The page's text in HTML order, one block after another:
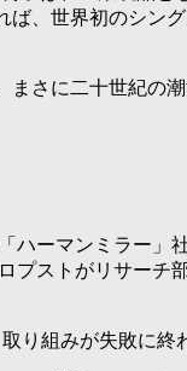
、世界初のシン
さに二十世紀の
ーマンミラー」
ストがリサーチ
り組みが失敗に終